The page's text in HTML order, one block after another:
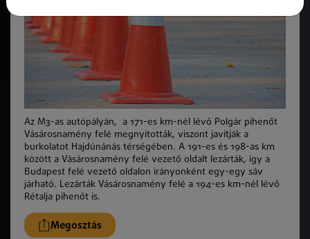
Az M3-as autópályán, a 171-es km-nél lévő Polgár pihenőt
Vásárosnamény felé megnyitották, viszont javítják a
burkolatot Hajdúnánás térségében. A 191-es és 198-as km
között a Vásárosnamény felé vezető oldalt lezárták, így a
Budapest felé vezető oldalon irányonként egy-egy sáv
járható. Lezárták Vásárosnamény felé a 194-es km-nél lévő
Rétalja pihenőt is.
Megosztás